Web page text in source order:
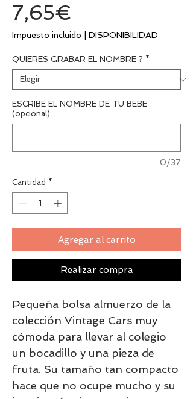
7,65€
de
oferta
Impuesto incluido DISPONIBILIDAD
QUIERES GRABAR EL NOMBRE ? *
ESCRIBE EL NOMBRE DE TU BEBE
(opcional)
0/37
Cantidad *
Agregar al carrito
Realizar compra
Pequeña bolsa almuerzo de la
colección Vintage Cars muy
cómoda para llevar al colegio
un bocadillo y una pieza de
fruta. Su tamaño tan compacto
hace que no ocupe mucho y su